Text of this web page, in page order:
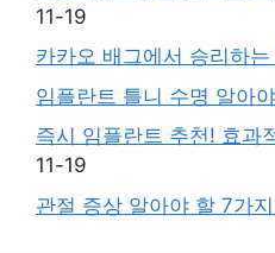
11-19
카카오 배그에서 승리하
임플란트 틀니 수명 알아
즉시 임플란트 추천! 효과
11-19
관절 증상 알아야 할 7가